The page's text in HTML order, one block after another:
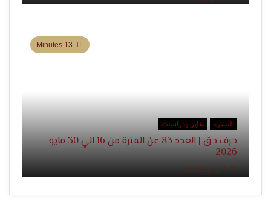
النشرة تقاير ودراسات
حرف حق | العدد 83 عن الفترة من 16 الي 30 مايو
2026